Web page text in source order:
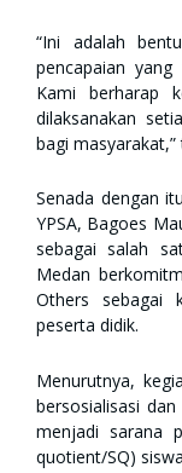
“Ini adalah
pencapaian
Kami berharap
dilaksanakan
bagi masyarakat,”
Senada dengan
YPSA, Bagoes
sebagai salah
Medan
Others sebagai
peserta didik.
Menurutnya,
bersosialisasi
menjadi sarana
quotient/SQ)